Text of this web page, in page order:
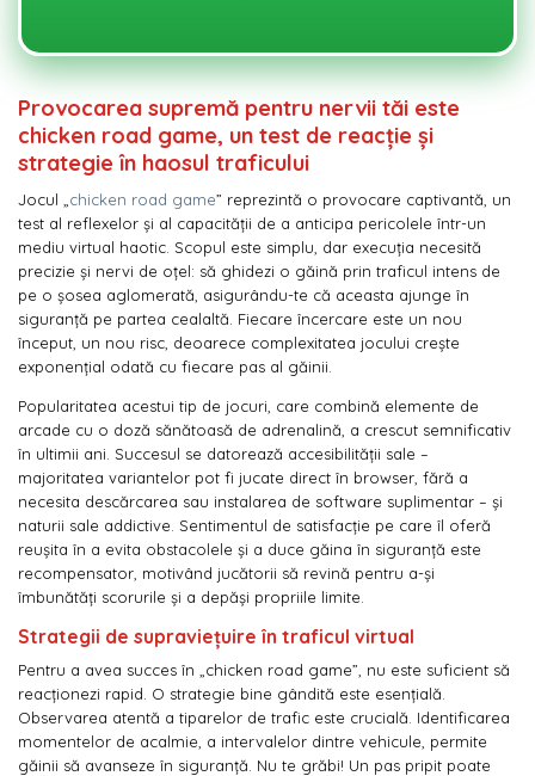
Provocarea supremă pentru nervii tăi este
chicken road game, un test de reacție și
strategie în haosul traficului
Jocul „ chicken road game” reprezintă o provocare captivantă, un
test al reflexelor și al capacității de a anticipa pericolele într-un
mediu virtual haotic. Scopul este simplu, dar execuția necesită
precizie și nervi de oțel: să ghidezi o găină prin traficul intens de
pe o șosea aglomerată, asigurându-te că aceasta ajunge în
siguranță pe partea cealaltă. Fiecare încercare este un nou
început, un nou risc, deoarece complexitatea jocului crește
exponențial odată cu fiecare pas al găinii.
Popularitatea acestui tip de jocuri, care combină elemente de
arcade cu o doză sănătoasă de adrenalină, a crescut semnificativ
în ultimii ani. Succesul se datorează accesibilității sale –
majoritatea variantelor pot fi jucate direct în browser, fără a
necesita descărcarea sau instalarea de software suplimentar – și
naturii sale addictive. Sentimentul de satisfacție pe care îl oferă
reușita în a evita obstacolele și a duce găina în siguranță este
recompensator, motivând jucătorii să revină pentru a-și
îmbunătăți scorurile și a depăși propriile limite.
Strategii de supraviețuire în traficul virtual
Pentru a avea succes în „chicken road game”, nu este suficient să
reacționezi rapid. O strategie bine gândită este esențială.
Observarea atentă a tiparelor de trafic este crucială. Identificarea
momentelor de acalmie, a intervalelor dintre vehicule, permite
găinii să avanseze în siguranță. Nu te grăbi! Un pas pripit poate